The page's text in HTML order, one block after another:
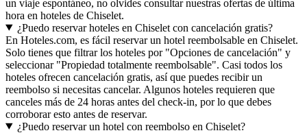
un viaje espontáneo, no olvides consultar nuestras ofertas de última
hora en hoteles de Chiselet.
¿Puedo reservar hoteles en Chiselet con cancelación gratis?
En Hoteles.com, es fácil reservar un hotel reembolsable en Chiselet.
Solo tienes que filtrar los hoteles por "Opciones de cancelación" y
seleccionar "Propiedad totalmente reembolsable". Casi todos los
hoteles ofrecen cancelación gratis, así que puedes recibir un
reembolso si necesitas cancelar. Algunos hoteles requieren que
canceles más de 24 horas antes del check-in, por lo que debes
corroborar esto antes de reservar.
¿Puedo reservar un hotel con reembolso en Chiselet?